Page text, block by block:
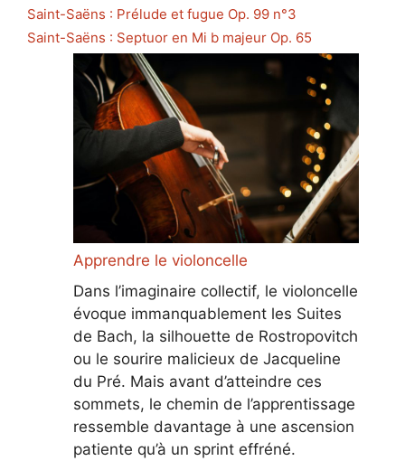
Saint-Saëns : Prélude et fugue Op. 99 n°3
Saint-Saëns : Septuor en Mi b majeur Op. 65
Apprendre le violoncelle
Dans l’imaginaire collectif, le violoncelle
évoque immanquablement les Suites
de Bach, la silhouette de Rostropovitch
ou le sourire malicieux de Jacqueline
du Pré. Mais avant d’atteindre ces
sommets, le chemin de l’apprentissage
ressemble davantage à une ascension
patiente qu’à un sprint effréné.